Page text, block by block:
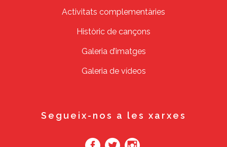
Activitats complementàries
Històric de cançons
Galeria d’imatges
Galeria de vídeos
Segueix-nos a les xarxes